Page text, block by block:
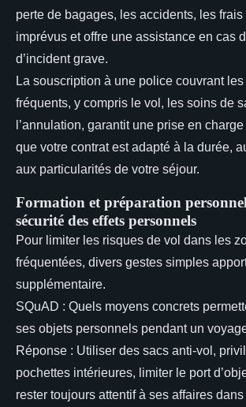
perte de bagages, les accidents, les
imprévus et offre une assistance en cas
d’incident grave.
La souscription à une police couvrant
fréquents, y compris le vol, les soins de
l’annulation, garantit une prise en
que votre contrat est adapté à la durée,
aux particularités de votre séjour.
Formation et préparation
sécurité des effets personnels
Pour limiter les risques de vol dans les
fréquentées, divers gestes simples
supplémentaire.
SQuAD : Quels moyens concrets
ses objets personnels pendant un
Réponse : Utiliser des sacs anti-vol,
pochettes intérieures, limiter le port
rester toujours attentif à ses affaires